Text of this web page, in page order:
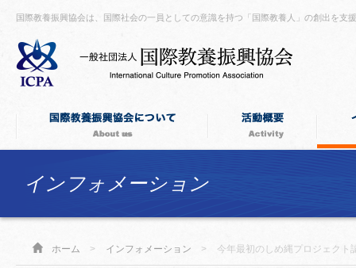
国際教養振興協会は、国際社会の一員としての意識を持つ「国際教養人」の創出を支
インフォメーション
ホーム > インフォメーション > 今年最初のしめ縄プロジェクト